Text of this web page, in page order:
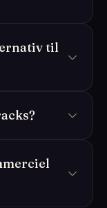
til